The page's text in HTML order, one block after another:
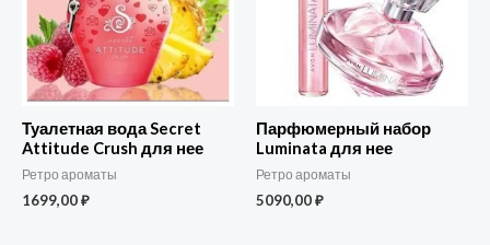
Туалетная вода Secret
Attitude Crush для нее
Ретро ароматы
1699,00₽
Парфюмерный набор
Luminata для нее
Ретро ароматы
5090,00₽